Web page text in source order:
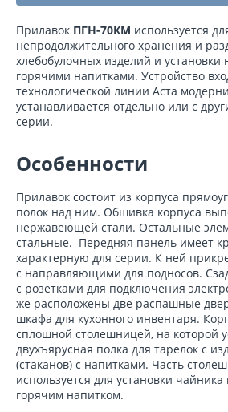
Прилавок ПГН-70КМ используется
непродолжительного хранения и
хлебобулочных изделий и установки
горячими напитками. Устройство
технологической линии Аста
устанавливается отдельно или с
серии.
Особенности
Прилавок состоит из корпуса
полок над ним. Обшивка корпуса
нержавеющей стали. Остальные
стальные. Передняя панель имеет
характерную для серии. К ней
с направляющими для подносов.
с розетками для подключения
же расположены две распашные
шкафа для кухонного инвентаря.
сплошной столешницей, на которой
двухъярусная полка для тарелок с
(стаканов) с напитками. Часть
используется для установки
горячим напитком.